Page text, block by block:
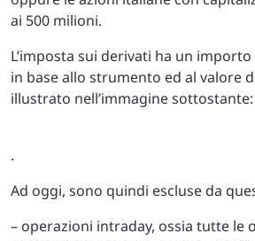
ai 500 milioni.
L’imposta sui derivati ha un
in base allo strumento ed al valore
illustrato nell’immagine sottostante:
.
Ad oggi, sono quindi escluse da
– operazioni intraday, ossia tutte le